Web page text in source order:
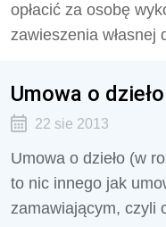
opłacić za osobę
zawieszenia własnej
Umowa o dzieło
22 sie 2013
Umowa o dzieło (w
to nic innego jak
zamawiającym, czyli